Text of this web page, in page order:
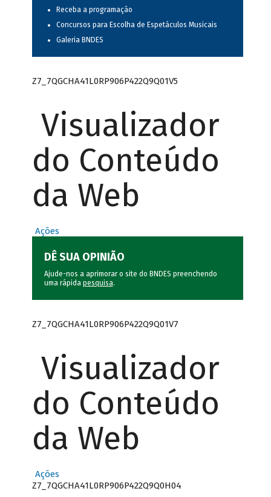
Receba a programação
Concursos para Escolha de Espetáculos Musicais
Galeria BNDES
Z7_7QGCHA41L0RP906P422Q9Q01V5
Visualizador
do Conteúdo
da Web
Ações
DÊ SUA OPINIÃO
Ajude-nos a aprimorar o site do BNDES preenchendo
uma rápida pesquisa.
Z7_7QGCHA41L0RP906P422Q9Q01V7
Visualizador
do Conteúdo
da Web
Ações
Z7_7QGCHA41L0RP906P422Q9Q0H04